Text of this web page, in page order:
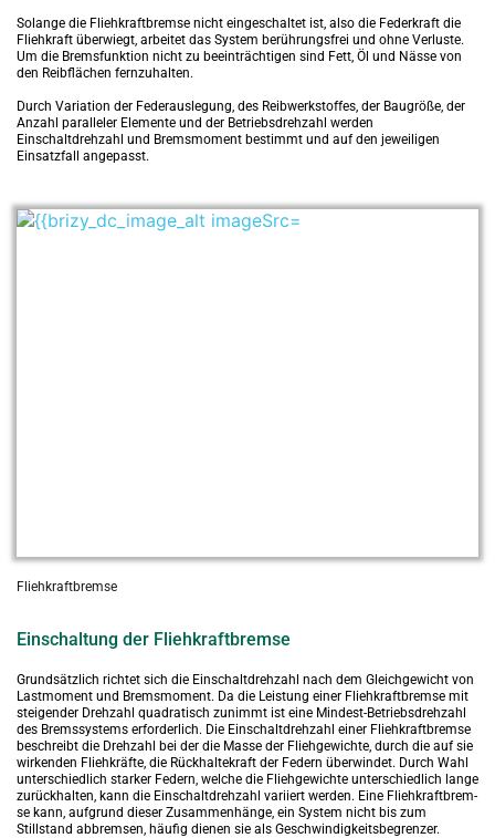
Solange die Fliehkraftbremse nicht eingeschaltet ist, also die Federkraft die
Fliehkraft überwiegt, arbeitet das System be­rührungsfrei und ohne Verluste.
Um die Bremsfunktion nicht zu beeinträchtigen sind Fett, Öl und Nässe von
den Reibflächen fernzuhalten.
Durch Variation der Federauslegung, des Reibwerkstoffes, der Baugrö­ße, der
Anzahl paralleler Elemente und der Betriebsdrehzahl werden
Einschaltdrehzahl und Bremsmoment bestimmt und auf den jeweiligen
Einsatzfall angepasst.
Fliehkraftbremse
Einschaltung der Fliehkraftbremse
Grundsätzlich richtet sich die Einschaltdrehzahl nach dem Gleichgewicht von
Lastmoment und Bremsmoment. Da die Leistung einer Fliehkraft­bremse mit
steigender Drehzahl quadratisch zunimmt ist eine Min­dest-Betriebsdrehzahl
des Bremssystems erforderlich. Die Einschaltdrehzahl einer Fliehkraftbremse
beschreibt die Drehzahl bei der die Masse der Fliehgewichte, durch die auf sie
wirkenden Fliehkräfte, die Rückhaltekraft der Federn überwindet. Durch Wahl
unterschiedlich starker Federn, welche die Fliehgewichte unterschiedlich lange
zurück­halten, kann die Einschaltdrehzahl variiert werden. Eine Fliehkraftbrem­
se kann, aufgrund dieser Zusammenhänge, ein System nicht bis zum
Stillstand abbremsen, häufig dienen sie als Geschwindigkeitsbegrenzer.